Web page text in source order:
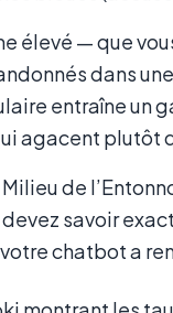
élevé — que
dans
entraîne un
agacent plutôt
de
savoir
chatbot a